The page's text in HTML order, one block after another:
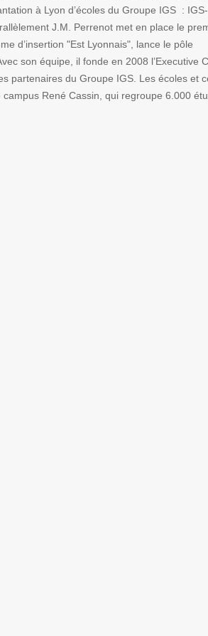
à Lyon d’écoles du Groupe IGS :
J.M. Perrenot met en place le
d’insertion "Est Lyonnais", lance le pôle
son équipe, il fonde en 2008 l’Executive
partenaires du Groupe IGS. Les écoles et
René Cassin, qui regroupe 6.000